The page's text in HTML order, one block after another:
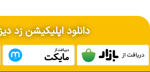
دانلود اپلیکیشن زد